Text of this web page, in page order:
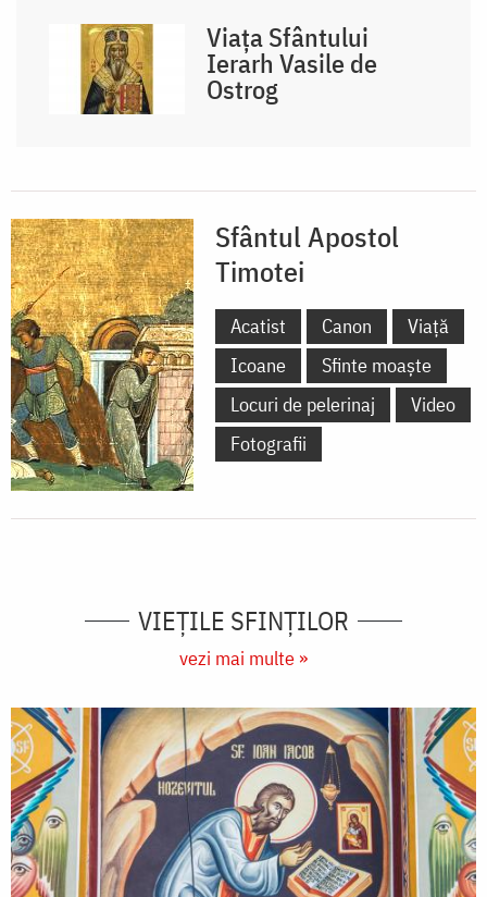
Viața Sfântului
Ierarh Vasile de
Ostrog
Sfântul Apostol
Timotei
Acatist Canon
Viață
Icoane
Sfinte moaște
Locuri de pelerinaj
Video
Fotografii
VIEŢILE SFINŢILOR
vezi mai multe »